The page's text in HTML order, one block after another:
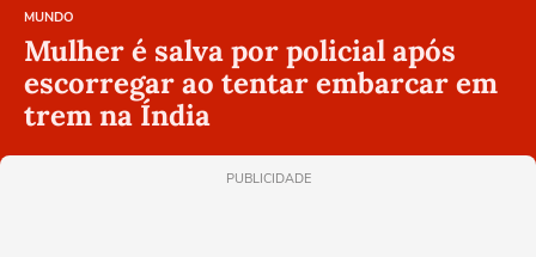
MUNDO
Mulher é salva por policial após
escorregar ao tentar embarcar em
trem na Índia
PUBLICIDADE